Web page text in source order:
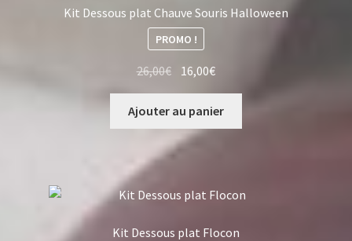
Kit Dessous plat Chauve Souris Halloween
PROMO !
26,00€ Le
prix
initial
était :
26,00€.
16,00€Le
prix
actuel
est :
Ajouter au panier
Kit Dessous plat Flocon